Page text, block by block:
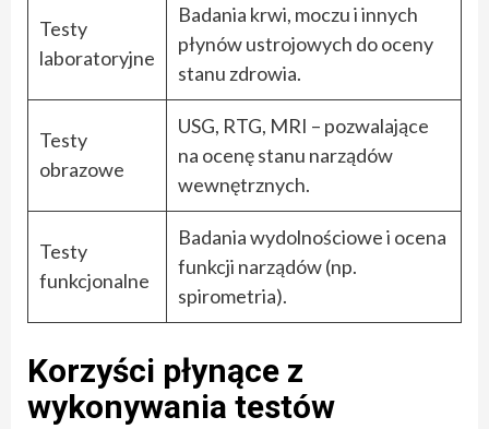
Testy
laboratoryjne
Badania krwi, moczu i innych
płynów ustrojowych do oceny
stanu zdrowia.
Testy
obrazowe
USG, RTG, MRI – pozwalające
na ocenę stanu narządów
wewnętrznych.
Testy
funkcjonalne
Badania wydolnościowe i ocena
funkcji narządów (np.
spirometria).
Korzyści płynące z
wykonywania testów